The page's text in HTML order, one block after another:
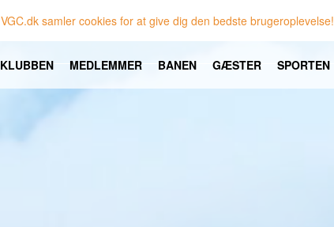
VGC.dk samler cookies for at give dig den bedste brugeroplevelse!
KLUBBEN MEDLEMMER BANEN GÆSTER SPORTEN